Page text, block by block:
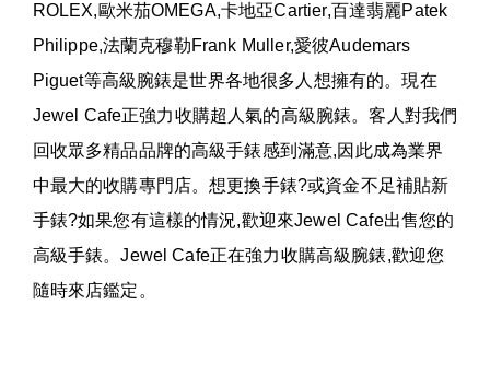
ROLEX,歐米茄OMEGA,卡地亞Cartier,百達翡麗Patek
Philippe,法蘭克穆勒Frank Muller,愛彼Audemars
Piguet等高級腕錶是世界各地很多人想擁有的。現在
Jewel Cafe正強力收購超人氣的高級腕錶。客人對我們
回收眾多精品品牌的高級手錶感到滿意,因此成為業界
中最大的收購專門店。想更換手錶?或資金不足補貼新
手錶?如果您有這樣的情況,歡迎來Jewel Cafe出售您的
高級手錶。Jewel Cafe正在強力收購高級腕錶,歡迎您
隨時來店鑑定。